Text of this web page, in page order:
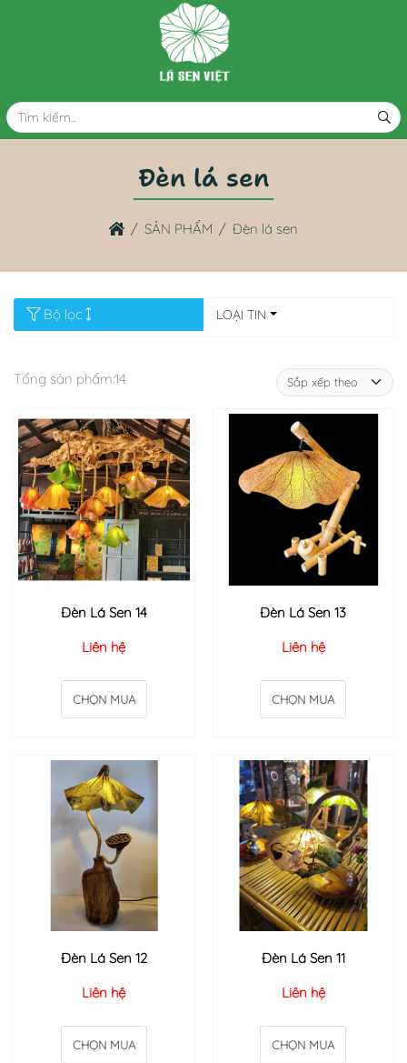
Đèn lá sen
SẢN PHẨM Đèn lá sen
Bộ lọc LOẠI TIN
Tổng sản phẩm:14
Đèn Lá Sen 14
Liên hệ
CHỌN MUA
Đèn Lá Sen 13
Liên hệ
CHỌN MUA
Đèn Lá Sen 12
Liên hệ
CHỌN MUA
Đèn Lá Sen 11
Liên hệ
CHỌN MUA